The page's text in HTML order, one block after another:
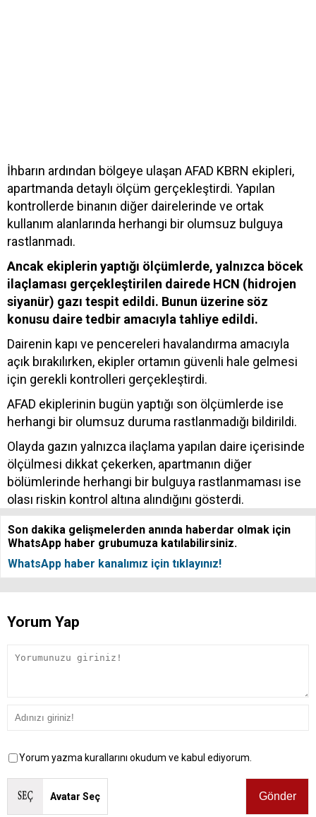
İhbarın ardından bölgeye ulaşan AFAD KBRN ekipleri,
apartmanda detaylı ölçüm gerçekleştirdi. Yapılan
kontrollerde binanın diğer dairelerinde ve ortak
kullanım alanlarında herhangi bir olumsuz bulguya
rastlanmadı.
Ancak ekiplerin yaptığı ölçümlerde, yalnızca böcek
ilaçlaması gerçekleştirilen dairede HCN (hidrojen
siyanür) gazı tespit edildi. Bunun üzerine söz
konusu daire tedbir amacıyla tahliye edildi.
Dairenin kapı ve pencereleri havalandırma amacıyla
açık bırakılırken, ekipler ortamın güvenli hale gelmesi
için gerekli kontrolleri gerçekleştirdi.
AFAD ekiplerinin bugün yaptığı son ölçümlerde ise
herhangi bir olumsuz duruma rastlanmadığı bildirildi.
Olayda gazın yalnızca ilaçlama yapılan daire içerisinde
ölçülmesi dikkat çekerken, apartmanın diğer
bölümlerinde herhangi bir bulguya rastlanmaması ise
olası riskin kontrol altına alındığını gösterdi.
Son dakika gelişmelerden anında haberdar olmak için
WhatsApp haber grubumuza katılabilirsiniz.
WhatsApp haber kanalımız için tıklayınız!
Yorum Yap
Yorum yazma kurallarını okudum ve kabul ediyorum.
Avatar Seç